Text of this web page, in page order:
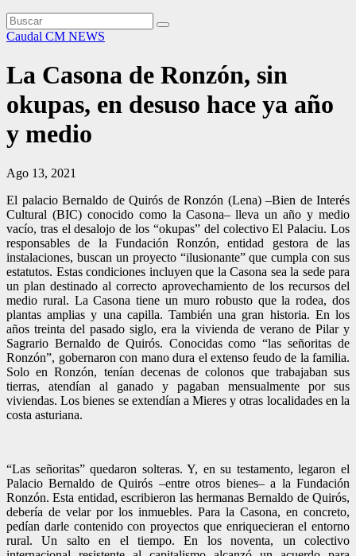
Caudal CM NEWS
La Casona de Ronzón, sin
okupas, en desuso hace ya año
y medio
Ago 13, 2021
El palacio Bernaldo de Quirós de Ronzón (Lena) –Bien de Interés
Cultural (BIC) conocido como la Casona– lleva un año y medio
vacío, tras el desalojo de los “okupas” del colectivo El Palaciu. Los
responsables de la Fundación Ronzón, entidad gestora de las
instalaciones, buscan un proyecto “ilusionante” que cumpla con sus
estatutos. Estas condiciones incluyen que la Casona sea la sede para
un plan destinado al correcto aprovechamiento de los recursos del
medio rural. La Casona tiene un muro robusto que la rodea, dos
plantas amplias y una capilla. También una gran historia. En los
años treinta del pasado siglo, era la vivienda de verano de Pilar y
Sagrario Bernaldo de Quirós. Conocidas como “las señoritas de
Ronzón”, gobernaron con mano dura el extenso feudo de la familia.
Solo en Ronzón, tenían decenas de colonos que trabajaban sus
tierras, atendían al ganado y pagaban mensualmente por sus
viviendas. Los bienes se extendían a Mieres y otras localidades en la
costa asturiana.
“Las señoritas” quedaron solteras. Y, en su testamento, legaron el
Palacio Bernaldo de Quirós –entre otros bienes– a la Fundación
Ronzón. Esta entidad, escribieron las hermanas Bernaldo de Quirós,
debería de velar por los inmuebles. Para la Casona, en concreto,
pedían darle contenido con proyectos que enriquecieran el entorno
rural. Un salto en el tiempo. En los noventa, un colectivo